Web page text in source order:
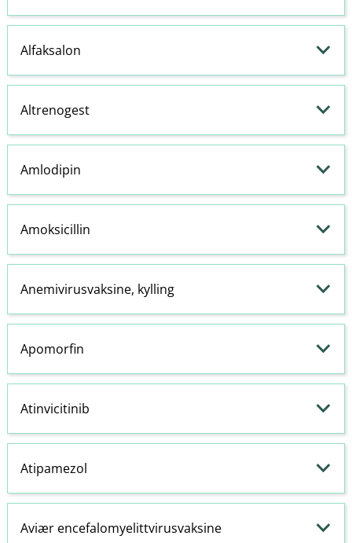
Alfaksalon
Altrenogest
Amlodipin
Amoksicillin
Anemivirusvaksine, kylling
Apomorfin
Atinvicitinib
Atipamezol
Aviær encefalomyelittvirusvaksine